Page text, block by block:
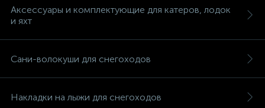
Аксессуары и комплектующие для катеров, лодок
и яхт
Сани-волокуши для снегоходов
Накладки на лыжи для снегоходов